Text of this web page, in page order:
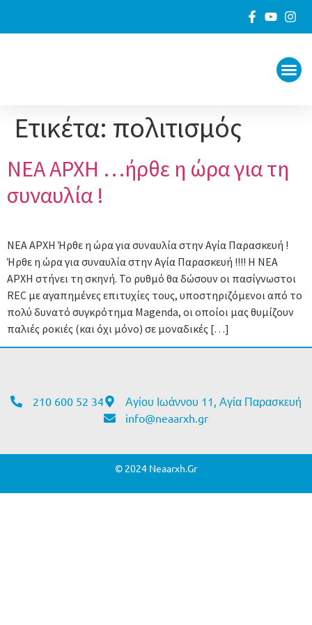
Ετικέτα: πολιτισμός
ΝΕΑ ΑΡΧΗ …ήρθε η ώρα για τη
συναυλία !
ΝΕΑ ΑΡΧΗ Ήρθε η ώρα για συναυλία στην Αγία Παρασκευή !
Ήρθε η ώρα για συναυλία στην Αγία Παρασκευή !!!! Η ΝΕΑ
ΑΡΧΗ στήνει τη σκηνή. Το ρυθμό θα δώσουν οι πασίγνωστοι
REC με αγαπημένες επιτυχίες τους, υποστηριζόμενοι από το
πολύ δυνατό συγκρότημα Magenda, οι οποίοι μας θυμίζουν
παλιές ροκιές (και όχι μόνο) σε μοναδικές […]
210 600 52 34
Αγίου Ιωάννου 11, Αγία Παρασκευή
info@neaarxh.gr
© 2024 Neaarxh.gr